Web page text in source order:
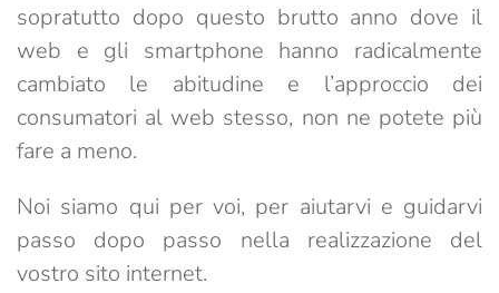
sopratutto dopo questo brutto anno dove il
web e gli smartphone hanno radicalmente
cambiato le abitudine e l’approccio dei
consumatori al web stesso, non ne potete più
fare a meno.
Noi siamo qui per voi, per aiutarvi e guidarvi
passo dopo passo nella realizzazione del
vostro sito internet.